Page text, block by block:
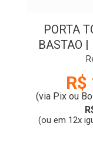
PORTA
BASTAO |
2090 |
(via Pix ou
(ou em 12x